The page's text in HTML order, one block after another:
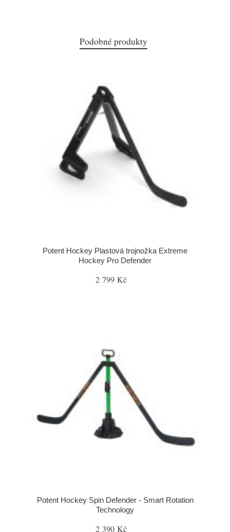
Podobné produkty
Potent Hockey Plastová trojnožka Extreme
Hockey Pro Defender
2 799 Kč
Potent Hockey Spin Defender - Smart Rotation
Technology
2 390 Kč